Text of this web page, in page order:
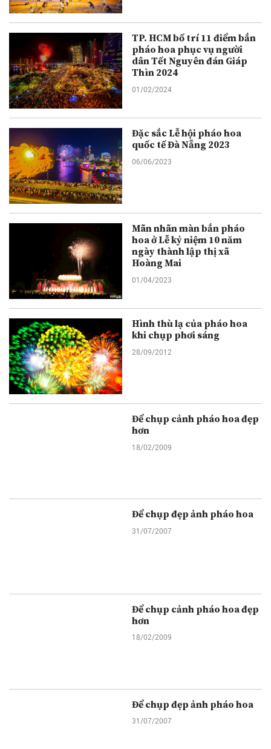
TP. HCM bố trí 11 điểm bắn
pháo hoa phục vụ người
dân Tết Nguyên đán Giáp
Thìn 2024
01/02/2024
Đặc sắc Lễ hội pháo hoa
quốc tế Đà Nẵng 2023
06/06/2023
Mãn nhãn màn bắn pháo
hoa ở Lễ kỷ niệm 10 năm
ngày thành lập thị xã
Hoàng Mai
01/04/2023
Hình thù lạ của pháo hoa
khi chụp phơi sáng
28/09/2012
Để chụp cảnh pháo hoa đẹp
hơn
18/02/2009
Để chụp đẹp ảnh pháo hoa
31/07/2007
Để chụp cảnh pháo hoa đẹp
hơn
18/02/2009
Để chụp đẹp ảnh pháo hoa
31/07/2007